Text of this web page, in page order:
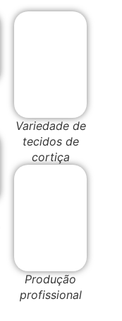
Variedade de
tecidos de
cortiça
Produção
profissional